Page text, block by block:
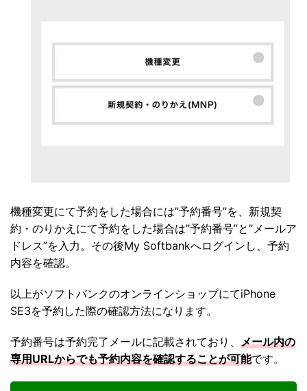
機種変更にて予約をした場合には”予約番号”を、新規契
約・のりかえにて予約をした場合は”予約番号”と”メールア
ドレス”を入力。その後My Softbankへログインし、予約
内容を確認。
以上がソフトバンクのオンラインショップにてiPhone
SE3を予約した際の確認方法になります。
予約番号は予約完了メールに記載されており、 メール内の
専用URLからでも予約内容を確認することが可能です。